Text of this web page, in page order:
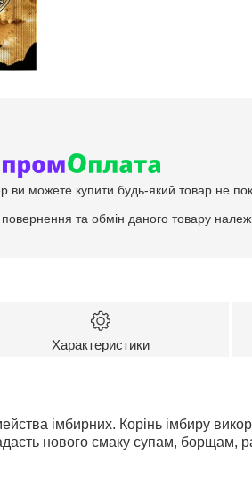
ви можете купити будь-який товар не
та обмін даного товару
Характеристики
імбирних. Корінь імбиру
нового смаку супам, борщам,